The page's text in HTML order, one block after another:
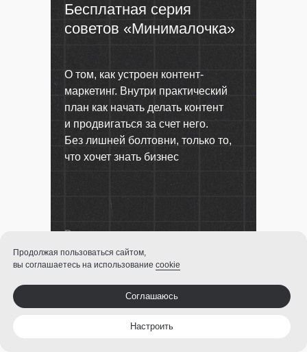
Продолжая пользоваться сайтом,
вы соглашаетесь на использование cookie
Соглашаюсь
Настроить
Бесплатная серия
советов «Минималочка»
О том, как устроен контент-
маркетинг. Внутри практический
план как начать делать контент
и продвигаться за счет него.
Без лишней болтовни, только то,
что хочет знать бизнес
на обработку моих данных